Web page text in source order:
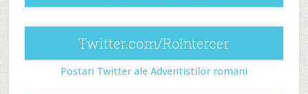
Twitter.com/RoIntercer
Postari Twitter ale Adventistilor romani